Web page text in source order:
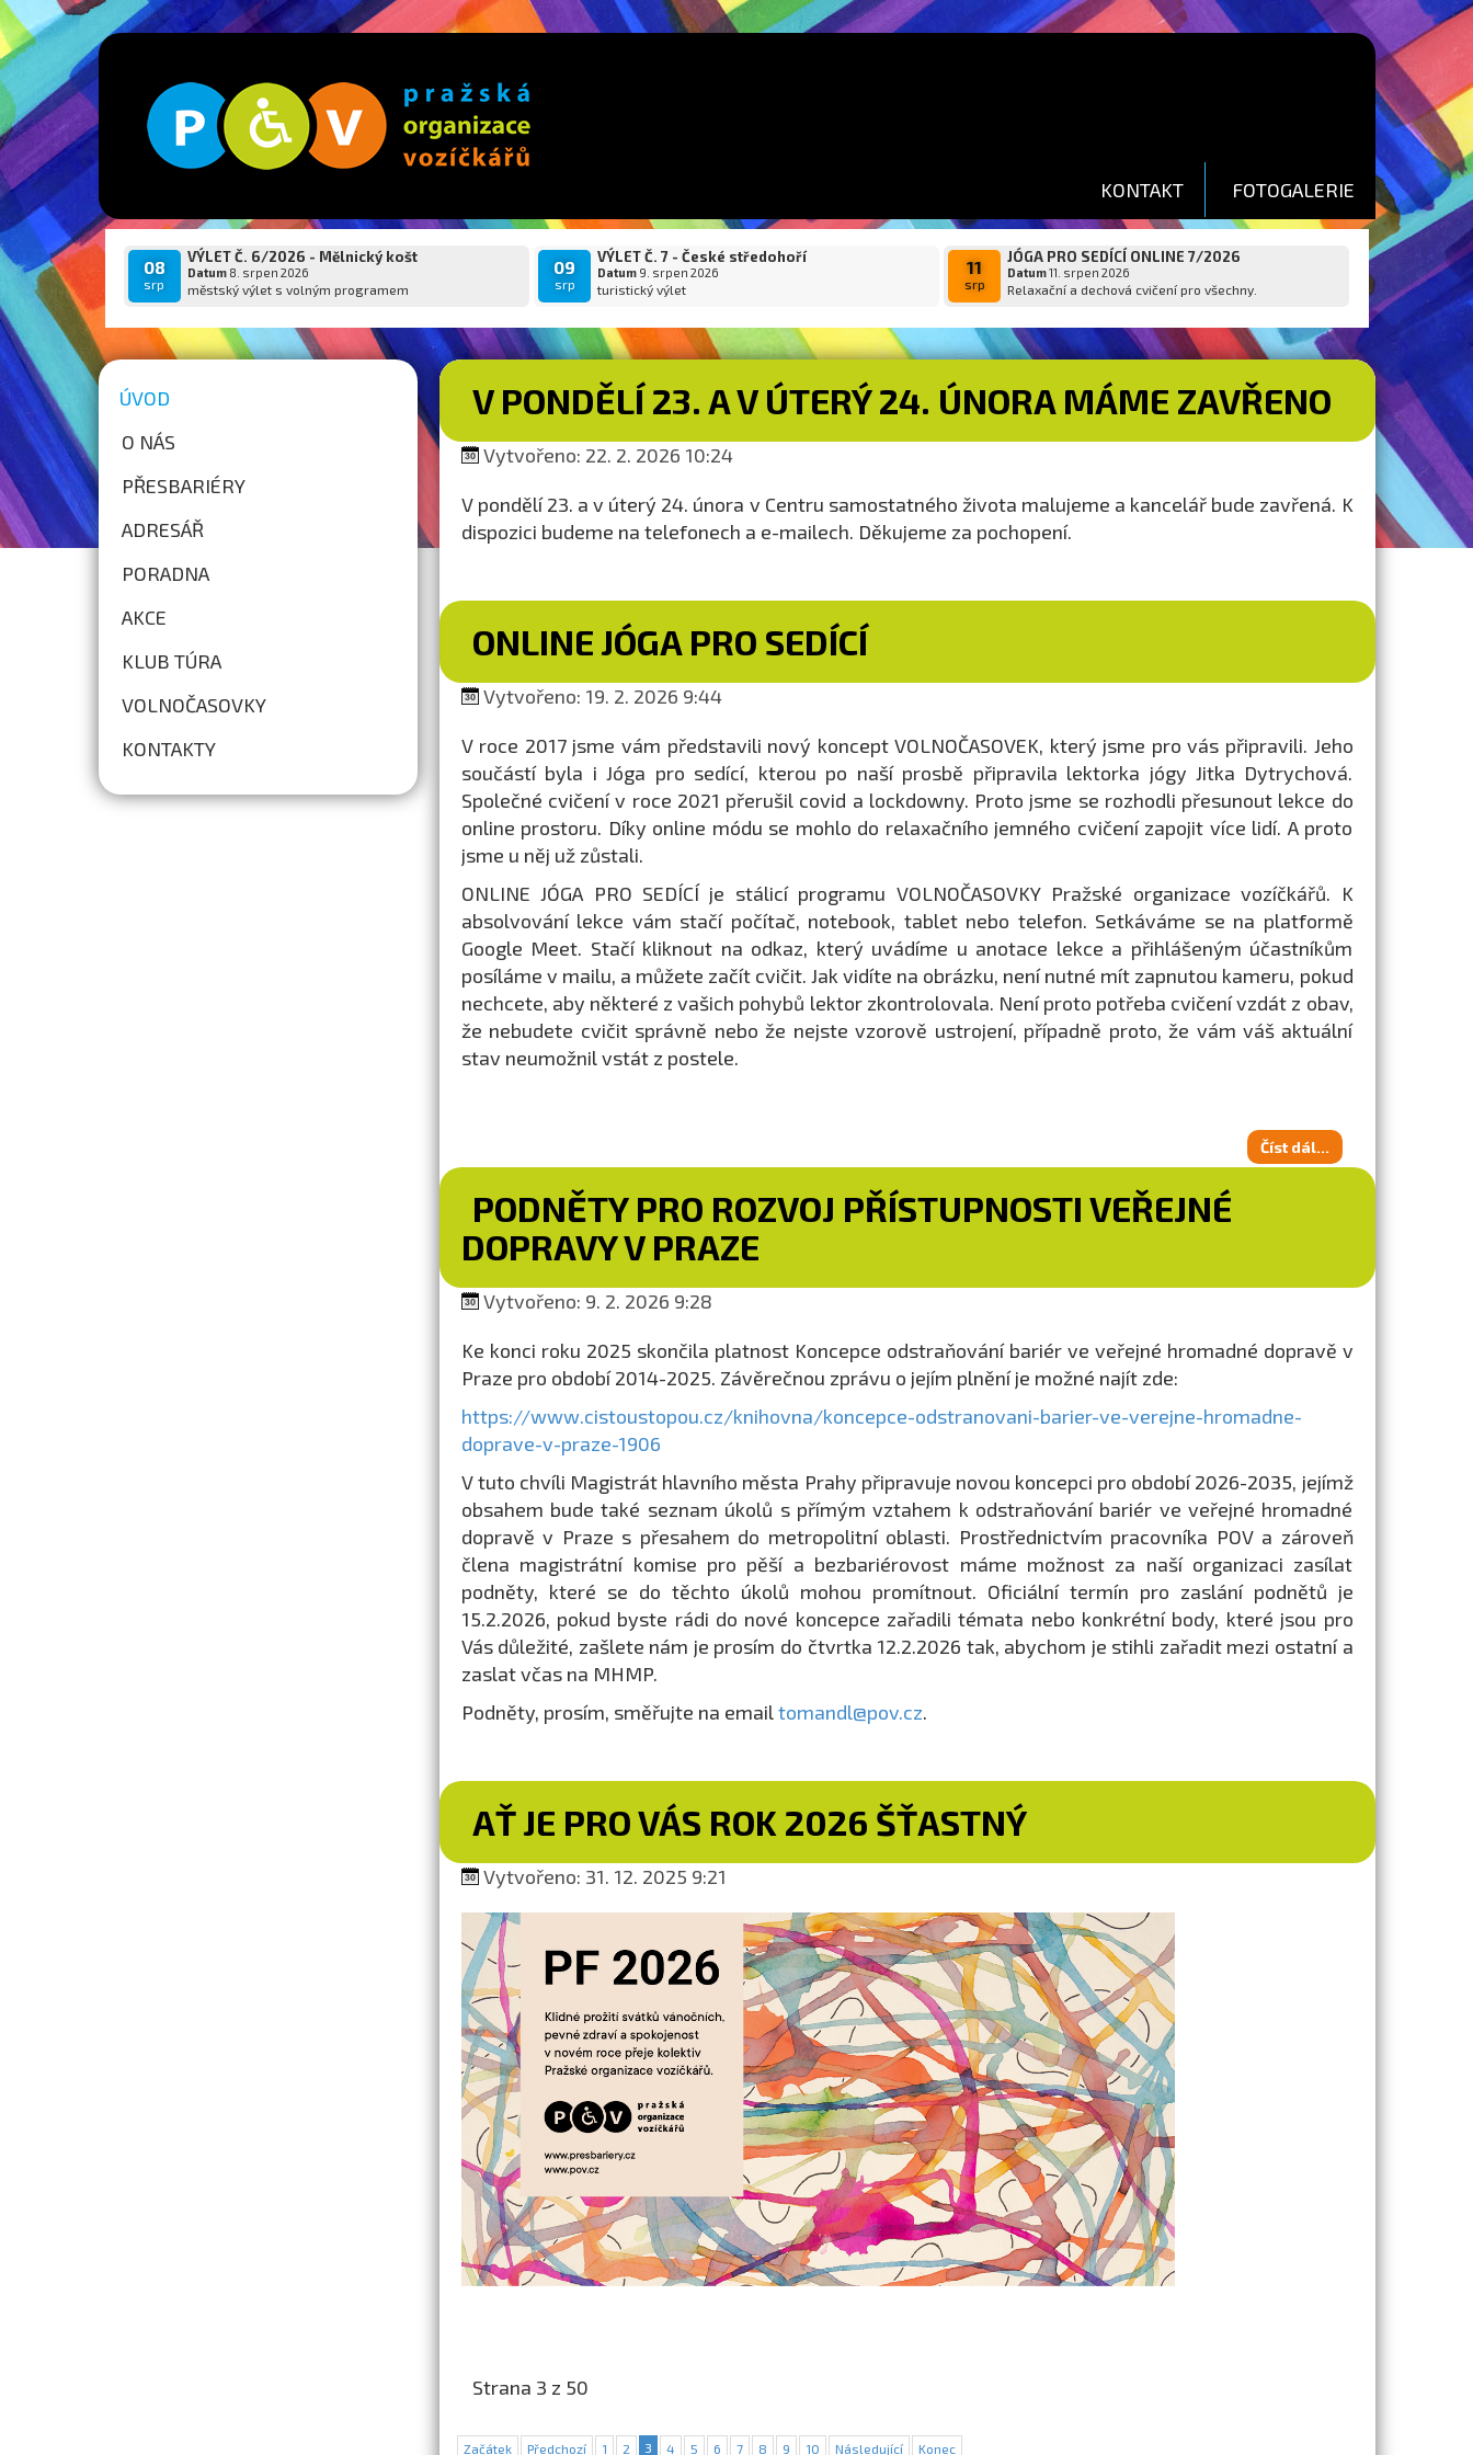
KONTAKT FOTOGALERIE
08
srp
VÝLET Č. 6/2026 - Mělnický košt
Datum8. srpen 2026
městský výlet s volným programem
09
srp
VÝLET Č. 7 - České středohoří
Datum 9. srpen 2026
turistický výlet
11
srp
JÓGA PRO SEDÍCÍ ONLINE 7/2026
Datum11. srpen 2026
Relaxační a dechová cvičení pro všechny.
ÚVOD
O NÁS
PŘESBARIÉRY
ADRESÁŘ
PORADNA
AKCE
KLUB TÚRA
VOLNOČASOVKY
KONTAKTY
V PONDĚLÍ 23. A V ÚTERÝ 24. ÚNORA MÁME ZAVŘENO
Vytvořeno: 22. 2. 2026 10:24
V pondělí 23. a v úterý 24. února v Centru samostatného života malujeme a kancelář bude zavřená. K
dispozici budeme na telefonech a e-mailech. Děkujeme za pochopení.
ONLINE JÓGA PRO SEDÍCÍ
Vytvořeno: 19. 2. 2026 9:44
V roce 2017 jsme vám představili nový koncept VOLNOČASOVEK, který jsme pro vás připravili. Jeho
součástí byla i Jóga pro sedící, kterou po naší prosbě připravila lektorka jógy Jitka Dytrychová.
Společné cvičení v roce 2021 přerušil covid a lockdowny. Proto jsme se rozhodli přesunout lekce do
online prostoru. Díky online módu se mohlo do relaxačního jemného cvičení zapojit více lidí. A proto
jsme u něj už zůstali.
ONLINE JÓGA PRO SEDÍCÍ je stálicí programu VOLNOČASOVKY Pražské organizace vozíčkářů. K
absolvování lekce vám stačí počítač, notebook, tablet nebo telefon. Setkáváme se na platformě
Google Meet. Stačí kliknout na odkaz, který uvádíme u anotace lekce a přihlášeným účastníkům
posíláme v mailu, a můžete začít cvičit. Jak vidíte na obrázku, není nutné mít zapnutou kameru, pokud
nechcete, aby některé z vašich pohybů lektor zkontrolovala. Není proto potřeba cvičení vzdát z obav,
že nebudete cvičit správně nebo že nejste vzorově ustrojení, případně proto, že vám váš aktuální
stav neumožnil vstát z postele.
Číst dál...
PODNĚTY PRO ROZVOJ PŘÍSTUPNOSTI VEŘEJNÉ
DOPRAVY V PRAZE
Vytvořeno: 9. 2. 2026 9:28
Ke konci roku 2025 skončila platnost Koncepce odstraňování bariér ve veřejné hromadné dopravě v
Praze pro období 2014-2025. Závěrečnou zprávu o jejím plnění je možné najít zde:
https://www.cistoustopou.cz/knihovna/koncepce-odstranovani-barier-ve-verejne-hromadne-
doprave-v-praze-1906
V tuto chvíli Magistrát hlavního města Prahy připravuje novou koncepci pro období 2026-2035, jejímž
obsahem bude také seznam úkolů s přímým vztahem k odstraňování bariér ve veřejné hromadné
dopravě v Praze s přesahem do metropolitní oblasti. Prostřednictvím pracovníka POV a zároveň
člena magistrátní komise pro pěší a bezbariérovost máme možnost za naší organizaci zasílat
podněty, které se do těchto úkolů mohou promítnout. Oficiální termín pro zaslání podnětů je
15.2.2026, pokud byste rádi do nové koncepce zařadili témata nebo konkrétní body, které jsou pro
Vás důležité, zašlete nám je prosím do čtvrtka 12.2.2026 tak, abychom je stihli zařadit mezi ostatní a
zaslat včas na MHMP.
Podněty, prosím, směřujte na emailtomandl@pov.cz.
AŤ JE PRO VÁS ROK 2026 ŠŤASTNÝ
Vytvořeno: 31. 12. 2025 9:21
Strana 3 z 50
Začátek Předchozí 1 2 3 4 5 6 7 8 9 10 Následující Konec